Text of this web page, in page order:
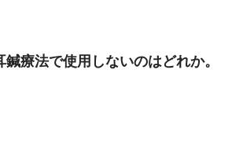
鍼療法で使用しないのはどれか。